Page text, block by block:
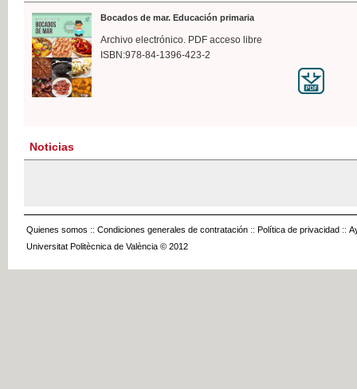
Bocados de mar. Educación primaria
Archivo electrónico. PDF acceso libre
ISBN:978-84-1396-423-2
Noticias
Quienes somos :: Condiciones generales de contratación :: Política de privacidad ::
Universitat Politècnica de València © 2012